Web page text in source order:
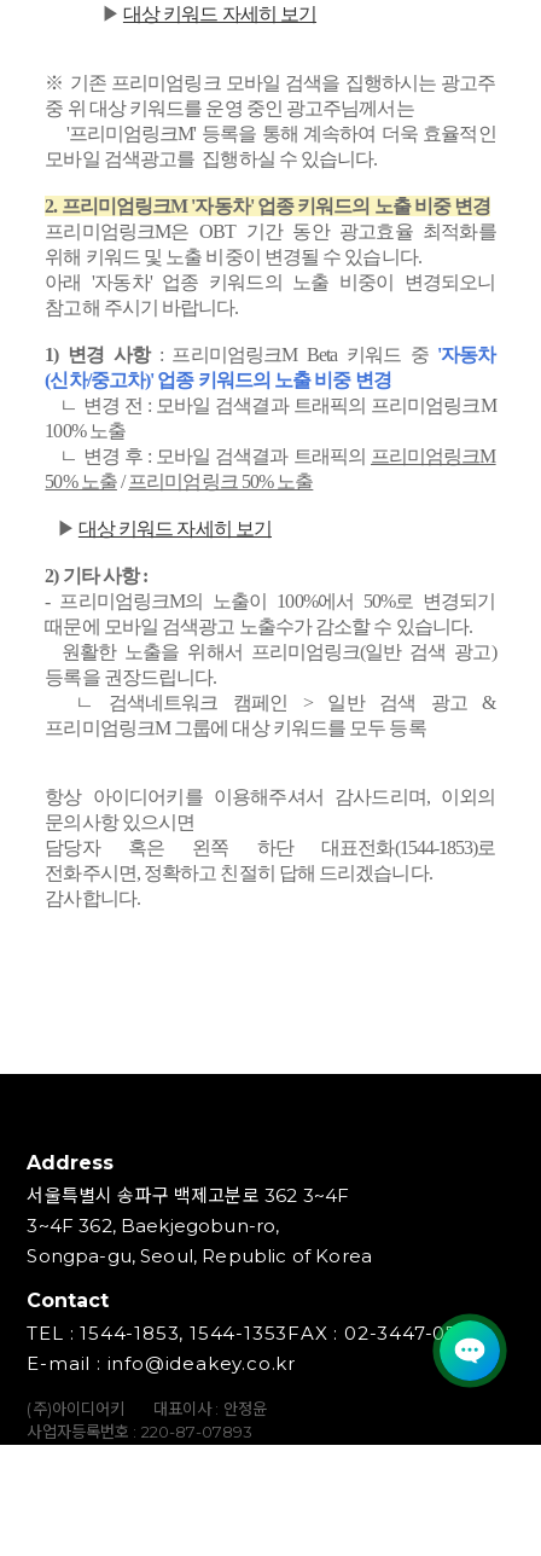
▶ 대상 키워드 자세히 보기
※ 기존 프리미엄링크 모바일 검색을 집행하시는 광고주
중 위 대상 키워드를 운영 중인 광고주님께서는
'프리미엄링크M' 등록을 통해 계속하여 더욱 효율적인
모바일 검색광고를 집행하실 수 있습니다.
2. 프리미엄링크M '자동차' 업종 키워드의 노출 비중 변경
프리미엄링크M은 OBT 기간 동안 광고효율 최적화를
위해 키워드 및 노출 비중이 변경될 수 있습니다.
아래 '자동차' 업종 키워드의 노출 비중이 변경되오니
참고해 주시기 바랍니다.
1) 변경 사항: 프리미엄링크M Beta 키워드 중 '자동차
(신차/중고차)' 업종 키워드의 노출 비중 변경
ㄴ 변경 전 : 모바일 검색결과 트래픽의 프리미엄링크M
100% 노출
ㄴ 변경 후 : 모바일 검색결과 트래픽의 프리미엄링크M
50% 노출/프리미엄링크 50% 노출
▶ 대상 키워드 자세히 보기
2) 기타 사항 :
- 프리미엄링크M의 노출이 100%에서 50%로 변경되기
때문에 모바일 검색광고 노출수가 감소할 수 있습니다.
원활한 노출을 위해서 프리미엄링크(일반 검색 광고)
등록을 권장드립니다.
ㄴ 검색네트워크 캠페인 > 일반 검색 광고 &
프리미엄링크M 그룹에 대상 키워드를 모두 등록
항상 아이디어키를 이용해주셔서 감사드리며, 이외의
문의사항 있으시면
담당자 혹은 왼쪽 하단 대표전화(1544-1853)로
전화주시면, 정확하고 친절히 답해 드리겠습니다.
감사합니다.
Address
서울특별시 송파구 백제고분로 362 3~4F
3~4F 362, Baekjegobun-ro,
Songpa-gu, Seoul, Republic of Korea
Contact
TEL : 1544-1853, 1544-1353FAX : 02-3447-0700
E-mail : info@ideakey.co.kr
(주)아이디어키
대표이사 : 안정윤
사업자등록번호 : 220‍-87-07893